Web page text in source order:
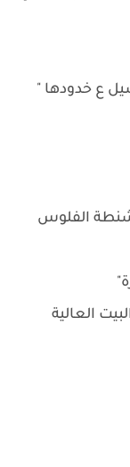
ع خدودها "
الفلوس
العالية